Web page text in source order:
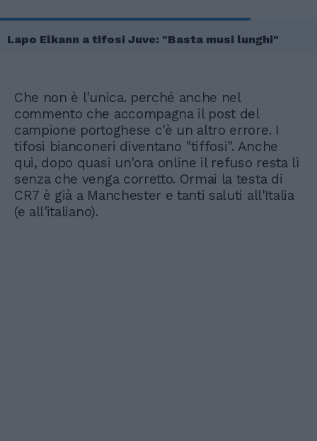
Lapo Elkann a tifosi Juve: "Basta musi lunghi"
Che non è l'unica. perché anche nel
commento che accompagna il post del
campione portoghese c'è un altro errore. I
tifosi bianconeri diventano "tiffosi". Anche
qui, dopo quasi un'ora online il refuso resta lì
senza che venga corretto. Ormai la testa di
CR7 è già a Manchester e tanti saluti all'Italia
(e all'italiano).